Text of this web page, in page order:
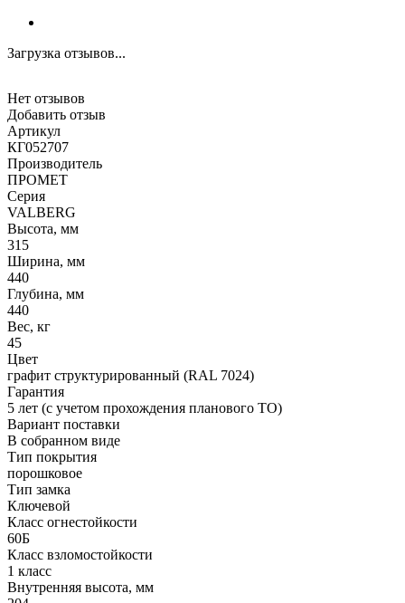
Загрузка отзывов...
Нет отзывов
Добавить отзыв
Артикул
КГ052707
Производитель
ПРОМЕТ
Серия
VALBERG
Высота, мм
315
Ширина, мм
440
Глубина, мм
440
Вес, кг
45
Цвет
графит структурированный (RAL 7024)
Гарантия
5 лет (с учетом прохождения планового ТО)
Вариант поставки
В собранном виде
Тип покрытия
порошковое
Тип замка
Ключевой
Класс огнестойкости
60Б
Класс взломостойкости
1 класс
Внутренняя высота, мм